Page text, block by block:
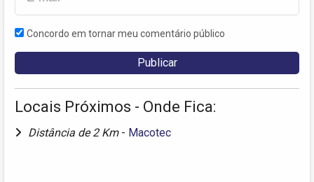
Concordo em tornar meu comentário público
Locais Próximos - Onde Fica:
Distância de 2 Km - Macotec